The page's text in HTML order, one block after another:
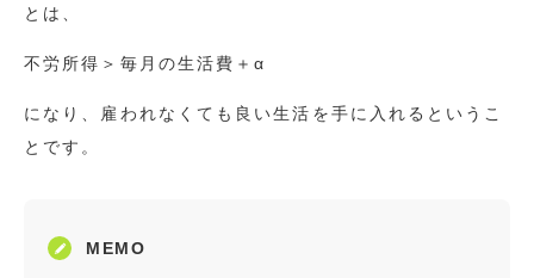
とは、
不労所得＞毎月の生活費＋α
になり、雇われなくても良い生活を手に入れるというこ
とです。